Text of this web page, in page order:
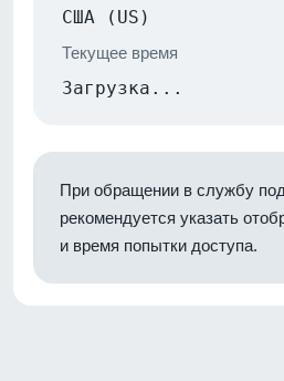
США (US)
Текущее время
Загрузка...
При обращении в службу
рекомендуется указать
и время попытки доступа.